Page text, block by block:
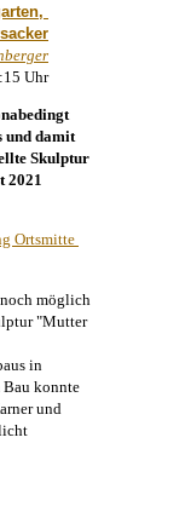
Uhr
und damit
Skulptur
2021
möglich
"Mutter
in
Bau konnte
und